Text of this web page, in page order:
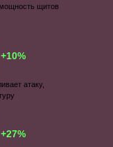
щитов
+10%
атаку,
+27%